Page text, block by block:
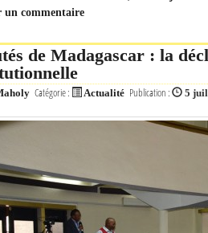
un commentaire
de Madagascar : la
Catégorie : Actualité Publication : 5